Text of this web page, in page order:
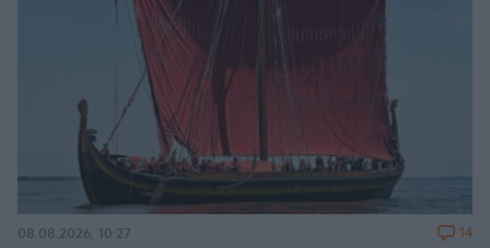
08.08.2026, 10:27 14